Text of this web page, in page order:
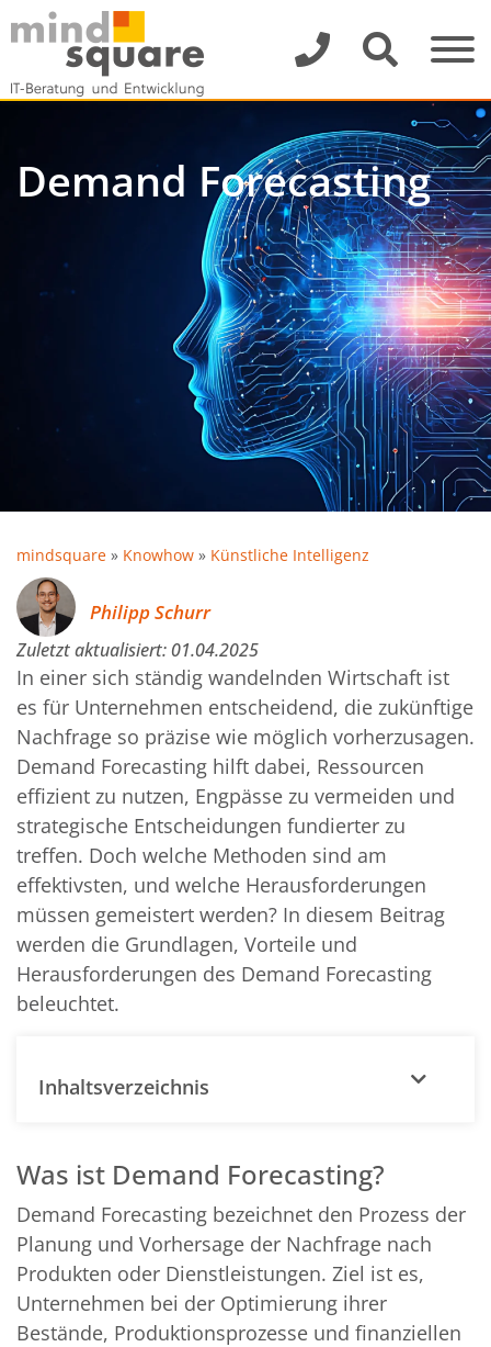
Demand Forecasting
mindsquare » Knowhow » Künstliche Intelligenz
Philipp Schurr
Zuletzt aktualisiert: 01.04.2025
In einer sich ständig wandelnden Wirtschaft ist
es für Unternehmen entscheidend, die zukünftige
Nachfrage so präzise wie möglich vorherzusagen.
Demand Forecasting hilft dabei, Ressourcen
effizient zu nutzen, Engpässe zu vermeiden und
strategische Entscheidungen fundierter zu
treffen. Doch welche Methoden sind am
effektivsten, und welche Herausforderungen
müssen gemeistert werden? In diesem Beitrag
werden die Grundlagen, Vorteile und
Herausforderungen des Demand Forecasting
beleuchtet.
Inhaltsverzeichnis
Was ist Demand Forecasting?
Demand Forecasting bezeichnet den Prozess der
Planung und Vorhersage der Nachfrage nach
Produkten oder Dienstleistungen. Ziel ist es,
Unternehmen bei der Optimierung ihrer
Bestände, Produktionsprozesse und finanziellen